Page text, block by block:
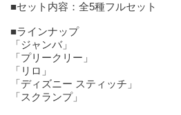
■セット内容：全5種フルセット
■ラインナップ
「ジャンバ」
「プリークリー」
「リロ」
「ディズニー スティッチ」
「スクランプ」